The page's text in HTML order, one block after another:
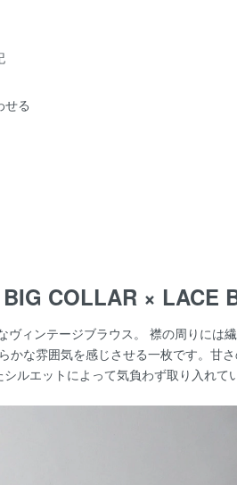
せる
COLLAR × LACE
ヴィンテージブラウス。 襟の周りには
かな雰囲気を感じさせる一枚です。甘
シルエットによって気負わず取り入れて